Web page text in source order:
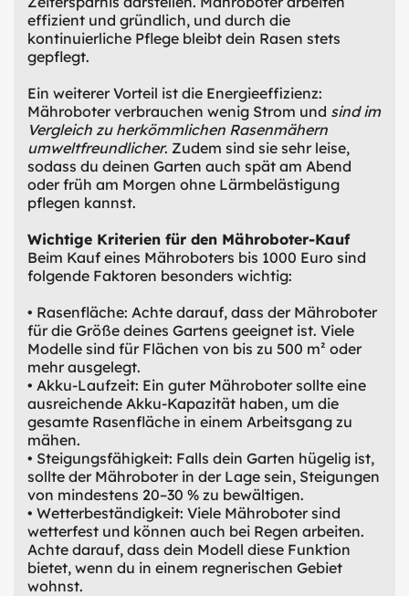
effizient und gründlich, und durch die
kontinuierliche Pflege bleibt dein Rasen stets
gepflegt.
Ein weiterer Vorteil ist die Energieeffizienz:
Mähroboter verbrauchen wenig Strom und sind im
Vergleich zu herkömmlichen Rasenmähern
umweltfreundlicher. Zudem sind sie sehr leise,
sodass du deinen Garten auch spät am Abend
oder früh am Morgen ohne Lärmbelästigung
pflegen kannst.
Wichtige Kriterien für den Mähroboter-Kauf
Beim Kauf eines Mähroboters bis 1000 Euro sind
folgende Faktoren besonders wichtig:
• Rasenfläche: Achte darauf, dass der Mähroboter
für die Größe deines Gartens geeignet ist. Viele
Modelle sind für Flächen von bis zu 500 m² oder
mehr ausgelegt.
• Akku-Laufzeit: Ein guter Mähroboter sollte eine
ausreichende Akku-Kapazität haben, um die
gesamte Rasenfläche in einem Arbeitsgang zu
mähen.
• Steigungsfähigkeit: Falls dein Garten hügelig ist,
sollte der Mähroboter in der Lage sein, Steigungen
von mindestens 20–30 % zu bewältigen.
• Wetterbeständigkeit: Viele Mähroboter sind
wetterfest und können auch bei Regen arbeiten.
Achte darauf, dass dein Modell diese Funktion
bietet, wenn du in einem regnerischen Gebiet
wohnst.